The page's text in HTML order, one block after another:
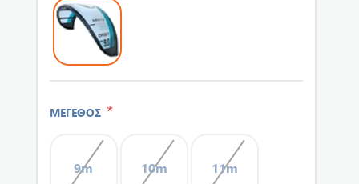
ΜΕΓΕΘΟΣ *
9m 10m 11m